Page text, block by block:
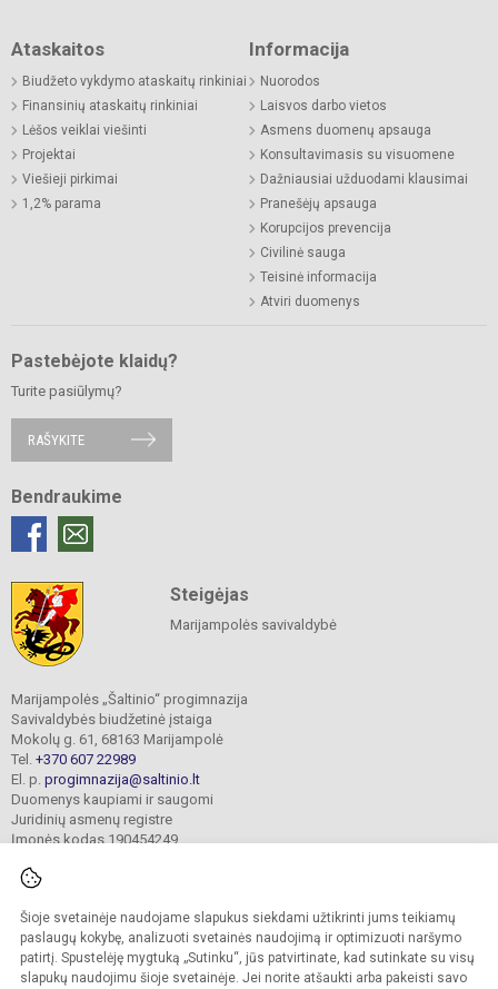
Šioje svetainėje naudojame slapukus siekdami užtikrinti jums teikiamų
paslaugų kokybę, analizuoti svetainės naudojimą ir optimizuoti naršymo
patirtį. Spustelėję mygtuką „Sutinku“, jūs patvirtinate, kad sutinkate su visų
slapukų naudojimu šioje svetainėje. Jei norite atšaukti arba pakeisti savo
Ataskaitos
Biudžeto vykdymo ataskaitų rinkiniai
Finansinių ataskaitų rinkiniai
Lėšos veiklai viešinti
Projektai
Viešieji pirkimai
1,2% parama
Informacija
Nuorodos
Laisvos darbo vietos
Asmens duomenų apsauga
Konsultavimasis su visuomene
Dažniausiai užduodami klausimai
Pranešėjų apsauga
Korupcijos prevencija
Civilinė sauga
Teisinė informacija
Atviri duomenys
Pastebėjote klaidų?
Turite pasiūlymų?
RAŠYKITE
Bendraukime
Steigėjas
Marijampolės savivaldybė
Marijampolės „Šaltinio“ progimnazija
Savivaldybės biudžetinė įstaiga
Mokolų g. 61, 68163 Marijampolė
Tel. +370 607 22989
El. p. progimnazija@saltinio.lt
Duomenys kaupiami ir saugomi
Juridinių asmenų registre
Įmonės kodas 190454249
© 2024. Marijampolės „Šaltinio“ progimnazija. Visos teisės saugomos.
Kopijuoti turinį be raštiško gimnazijos sutikimo griežtai draudžiama.
Prieinamumo paraiška Slapukų valdymas